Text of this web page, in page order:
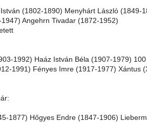
(1802-1890) Menyhárt László
Angehrn Tivadar (1872-1952)
1992) Haáz István Béla (1907-1979)
1991) Fényes Imre (1917-1977) Xántus
1877) Hőgyes Endre (1847-1906)